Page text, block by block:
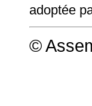
adoptée
©